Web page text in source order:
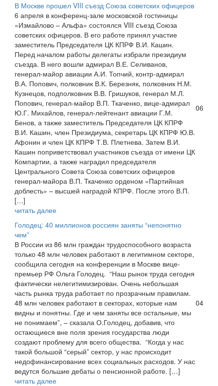
В Москве прошел VIII съезд Союза советских офицеров
06
6 апреля в конференц-зале московской гостиницы
«Измайлово – Альфа» состоялся VIII съезд Союза
советских офицеров. В его работе принял участие
заместитель Председателя ЦК КПРФ В.И. Кашин.
Перед началом работы делегаты избрали президиум
съезда. В него вошли адмирал В.Е. Селиванов,
генерал-майор авиации А.И. Топчий, контр-адмирал
В.А. Попович, полковник В.К. Березняк, полковник Н.М.
Кузнецов, подполковник В.В. Гришуков, генерал М.Л.
Попович, генерал-майор В.П. Ткаченко, вице-адмирал
Ю.Г. Михайлов, генерал-лейтенант авиации Г.М.
Бенов, а также заместитель Председателя ЦК КПРФ
В.И. Кашин, член Президиума, секретарь ЦК КПРФ Ю.В.
Афонин и член ЦК КПРФ Т.В. Плетнева. Затем В.И.
Кашин поприветствовал участников съезда от имени ЦК
Компартии, а также наградил председателя
Центрального Совета Союза советских офицеров
генерал-майора В.П. Ткаченко орденом «Партийная
доблесть» – высшей наградой КПРФ. После этого В.П.
[…]
читать далее
Голодец: 40 миллионов россиян заняты “непонятно
чем”
04
В России из 86 млн граждан трудоспособного возраста
только 48 млн человек работают в легитимном секторе,
сообщила сегодня на конференции в Москве вице-
премьер РФ Ольга Голодец. “Наш рынок труда сегодня
фактически нелегитимизирован. Очень небольшая
часть рынка труда работает по прозрачным правилам.
48 млн человек работают в секторах, которые нам
видны и понятны. Где и чем заняты все остальные, мы
не понимаем”, – сказала О.Голодец, добавив, что
остающиеся вне поля зрения государства люди
создают проблему для всего общества. “Когда у нас
такой большой “серый” сектор, у нас происходит
недофинансирование всех социальных расходов. У нас
ведутся большие дебаты о пенсионной работе. […]
читать далее